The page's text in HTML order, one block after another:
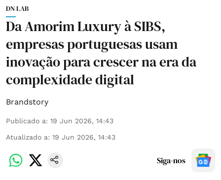
DN LAB
Da Amorim Luxury à SIBS,
empresas portuguesas usam
inovação para crescer na era da
complexidade digital
Brandstory
Publicado a: 19 Jun 2026, 14:43
Atualizado a: 19 Jun 2026, 14:43
Siga-nos